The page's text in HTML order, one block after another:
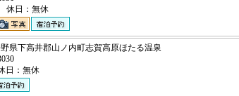
休日：無休
野県下高井郡山ノ内町志賀高原ほたる温泉
日：無休